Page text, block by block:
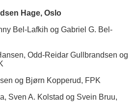
Hage, Oslo
Bel-Lafkih og Gabriel G. Bel-
Odd-Reidar Gullbrandsen og
og Bjørn Kopperud, FPK
Sven A. Kolstad og Svein Bruu,